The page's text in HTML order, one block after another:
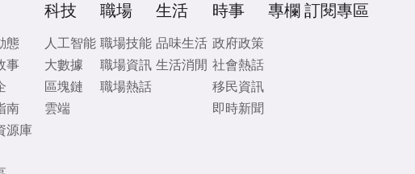
態
事
南
源庫
科技
人工智能
大數據
區塊鏈
雲端
職場
職場技能
職場資訊
職場熱話
生活
品味生活
生活消閒
時事
政府政策
社會熱話
移民資訊
即時新聞
專欄 訂閱專區